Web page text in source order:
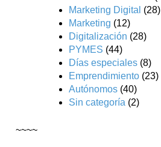
Marketing Digital (28)
Marketing (12)
Digitalización (28)
PYMES (44)
Días especiales (8)
Emprendimiento (23)
Autónomos (40)
Sin categoría (2)
~~~~